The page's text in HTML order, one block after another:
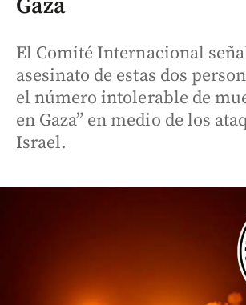
Gaza
El Comité Internacional
asesinato de estas dos
el número intolerable de
en Gaza” en medio de los
Israel.